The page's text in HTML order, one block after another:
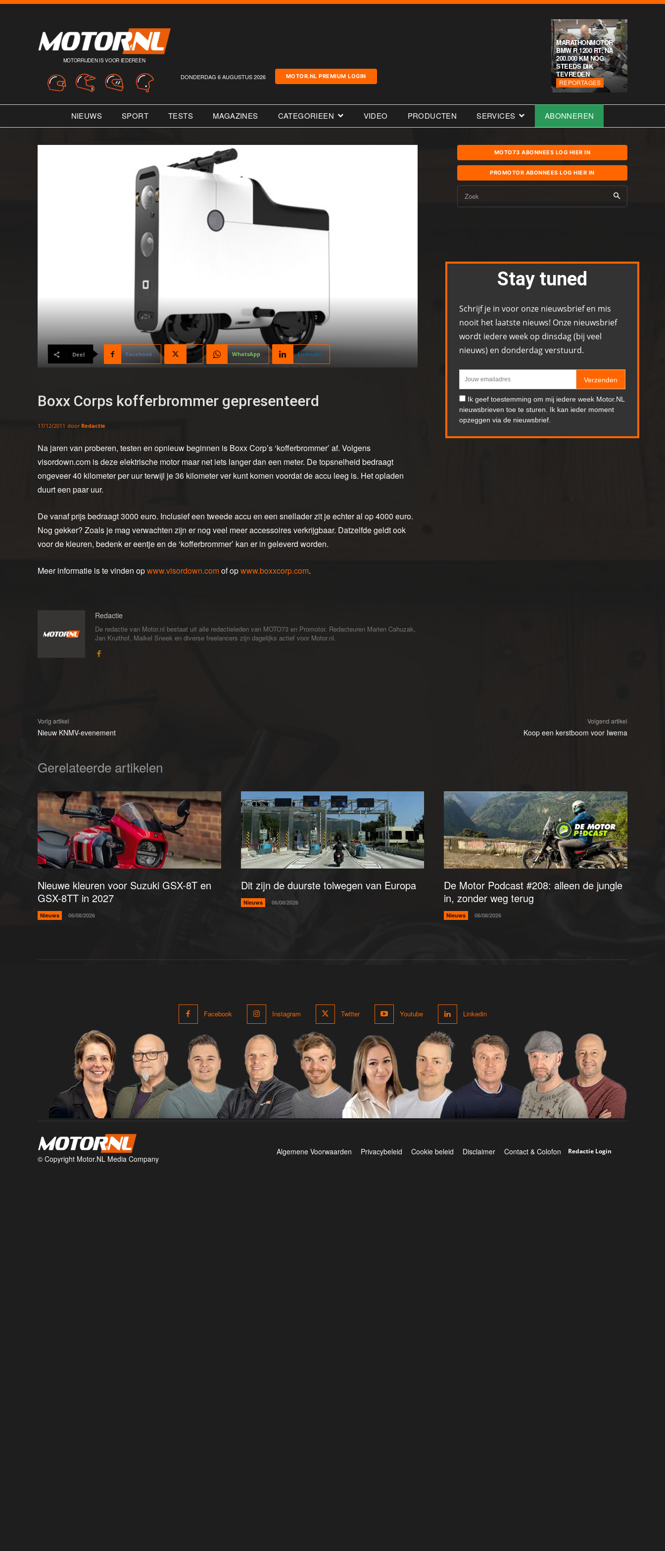
MOTORRIJDEN IS VOOR IEDEREEN
DONDERDAG 6 AUGUSTUS 2026 MOTOR.NL PREMIUM LOGIN
MARATHONMOTOR
BMW R 1200 RT: NA
200.000 KM NOG
STEEDS DIK
TEVREDEN
REPORTAGES
NIEUWS SPORT TESTS MAGAZINES CATEGORIEEN VIDEO PRODUCTEN SERVICES ABONNEREN
Deel Facebook X WhatsApp Linkedin
Boxx Corps kofferbrommer gepresenteerd
17/12/2011 door Redactie
Na jaren van proberen, testen en opnieuw beginnen is Boxx Corp’s ‘kofferbrommer’ af. Volgens
visordown.com is deze elektrische motor maar net iets langer dan een meter. De topsnelheid bedraagt
ongeveer 40 kilometer per uur terwijl je 36 kilometer ver kunt komen voordat de accu leeg is. Het opladen
duurt een paar uur.
De vanaf prijs bedraagt 3000 euro. Inclusief een tweede accu en een snellader zit je echter al op 4000 euro.
Nog gekker? Zoals je mag verwachten zijn er nog veel meer accessoires verkrijgbaar. Datzelfde geldt ook
voor de kleuren, bedenk er eentje en de ‘kofferbrommer’ kan er in geleverd worden.
Meer informatie is te vinden opwww.visordown.comof opwww.boxxcorp.com.
Redactie
De redactie van Motor.nl bestaat uit alle redactieleden van MOTO73 en Promotor. Redacteuren Marien Cahuzak,
Jan Kruithof, Maikel Sneek en diverse freelancers zijn dagelijks actief voor Motor.nl.
MOTO73 ABONNEES LOG HIER IN
PROMOTOR ABONNEES LOG HIER IN
Zoek
Stay tuned
Schrijf je in voor onze nieuwsbrief en mis
nooit het laatste nieuws! Onze nieuwsbrief
wordt iedere week op dinsdag (bij veel
nieuws) en donderdag verstuurd.
Verzenden
Ik geef toestemming om mij iedere week Motor.NL
nieuwsbrieven toe te sturen. Ik kan ieder moment
opzeggen via de nieuwsbrief.
Vorig artikel
Nieuw KNMV-evenement
Volgend artikel
Koop een kerstboom voor Iwema
Gerelateerde artikelen
Nieuwe kleuren voor Suzuki GSX-8T en
GSX-8TT in 2027
Nieuws 06/08/2026
Dit zijn de duurste tolwegen van Europa
Nieuws 06/08/2026
De Motor Podcast #208: alleen de jungle
in, zonder weg terug
Nieuws 06/08/2026
Facebook Instagram Twitter Youtube Linkedin
© Copyright Motor.NL Media Company
Algemene Voorwaarden Privacybeleid Cookie beleid Disclaimer Contact & Colofon Redactie Login